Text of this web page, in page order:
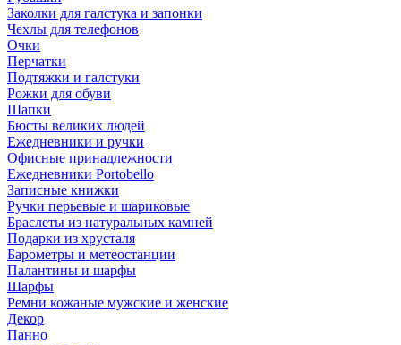
Заколки для галстука и запонки
Чехлы для телефонов
Очки
Перчатки
Подтяжки и галстуки
Рожки для обуви
Шапки
Бюсты великих людей
Ежедневники и ручки
Офисные принадлежности
Ежедневники Portobello
Записные книжки
Ручки перьевые и шариковые
Браслеты из натуральных камней
Подарки из хрусталя
Барометры и метеостанции
Палантины и шарфы
Шарфы
Ремни кожаные мужские и женские
Декор
Панно